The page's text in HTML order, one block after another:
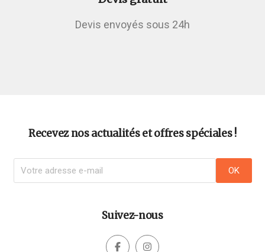
Devis envoyés sous 24h
Recevez nos actualités et offres spéciales !
Suivez-nous
 